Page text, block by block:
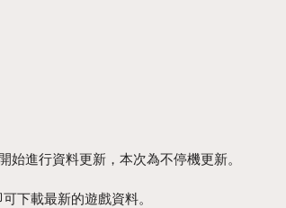
始進行資料更新，本次為不停機更新。
下載最新的遊戲資料。